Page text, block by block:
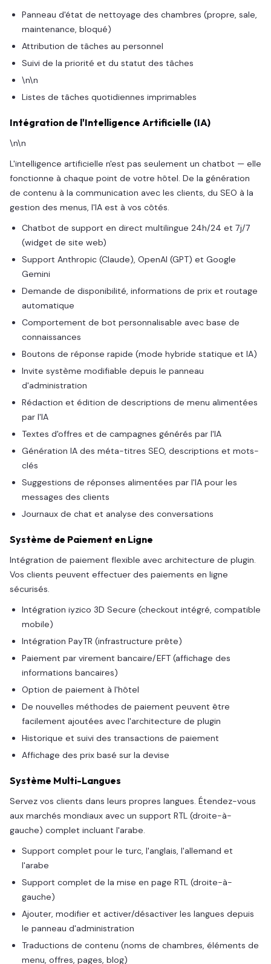
Panneau d'état de nettoyage des chambres (propre, sale,
maintenance, bloqué)
Attribution de tâches au personnel
Suivi de la priorité et du statut des tâches
\n\n
Listes de tâches quotidiennes imprimables
Intégration de l'Intelligence Artificielle (IA)
\n\n
L'intelligence artificielle n'est pas seulement un chatbot — elle
fonctionne à chaque point de votre hôtel. De la génération
de contenu à la communication avec les clients, du SEO à la
gestion des menus, l'IA est à vos côtés.
Chatbot de support en direct multilingue 24h/24 et 7j/7
(widget de site web)
Support Anthropic (Claude), OpenAI (GPT) et Google
Gemini
Demande de disponibilité, informations de prix et routage
automatique
Comportement de bot personnalisable avec base de
connaissances
Boutons de réponse rapide (mode hybride statique et IA)
Invite système modifiable depuis le panneau
d'administration
Rédaction et édition de descriptions de menu alimentées
par l'IA
Textes d'offres et de campagnes générés par l'IA
Génération IA des méta-titres SEO, descriptions et mots-
clés
Suggestions de réponses alimentées par l'IA pour les
messages des clients
Journaux de chat et analyse des conversations
Système de Paiement en Ligne
Intégration de paiement flexible avec architecture de plugin.
Vos clients peuvent effectuer des paiements en ligne
sécurisés.
Intégration iyzico 3D Secure (checkout intégré, compatible
mobile)
Intégration PayTR (infrastructure prête)
Paiement par virement bancaire/EFT (affichage des
informations bancaires)
Option de paiement à l'hôtel
De nouvelles méthodes de paiement peuvent être
facilement ajoutées avec l'architecture de plugin
Historique et suivi des transactions de paiement
Affichage des prix basé sur la devise
Système Multi-Langues
Servez vos clients dans leurs propres langues. Étendez-vous
aux marchés mondiaux avec un support RTL (droite-à-
gauche) complet incluant l'arabe.
Support complet pour le turc, l'anglais, l'allemand et
l'arabe
Support complet de la mise en page RTL (droite-à-
gauche)
Ajouter, modifier et activer/désactiver les langues depuis
le panneau d'administration
Traductions de contenu (noms de chambres, éléments de
menu, offres, pages, blog)